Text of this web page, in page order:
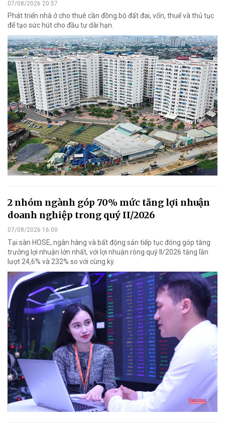
07/08/2026 20:57
Phát triển nhà ở cho thuê cần đồng bộ đất đai, vốn, thuế và thủ tục
để tạo sức hút cho đầu tư dài hạn.
2 nhóm ngành góp 70% mức tăng lợi nhuận
doanh nghiệp trong quý II/2026
07/08/2026 16:00
Tại sàn HOSE, ngân hàng và bất động sản tiếp tục đóng góp tăng
trưởng lợi nhuận lớn nhất, với lợi nhuận ròng quý II/2026 tăng lần
lượt 24,6% và 232% so với cùng kỳ.